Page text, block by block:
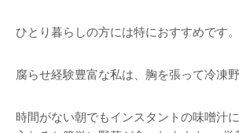
ひとり暮らしの方には特におすすめです。
腐らせ経験豊富な私は、胸を張って冷凍
時間がない朝でもインスタントの味噌汁